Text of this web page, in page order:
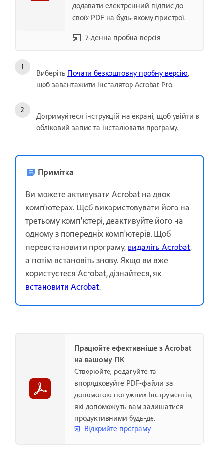
додавати електронний підпис до
своїх PDF на будь-якому пристрої.
7-денна пробна версія
Виберіть Почати безкоштовну пробну версію,
щоб завантажити інсталятор Acrobat Pro.
Дотримуйтеся інструкцій на екрані, щоб увійти в
обліковий запис та інсталювати програму.
Примітка
Ви можете активувати Acrobat на двох
комп'ютерах. Щоб використовувати його на
третьому комп'ютері, деактивуйте його на
одному з попередніх комп'ютерів. Щоб
перевстановити програму, видаліть Acrobat,
а потім встановіть знову. Якщо ви вже
користуєтеся Acrobat, дізнайтеся, як
встановити Acrobat.
Працюйте ефективніше з Acrobat
на вашому ПК
Створюйте, редагуйте та
впорядковуйте PDF-файли за
допомогою потужних Інструментів,
які допоможуть вам залишатися
продуктивними будь-де.
Відкрийте програму